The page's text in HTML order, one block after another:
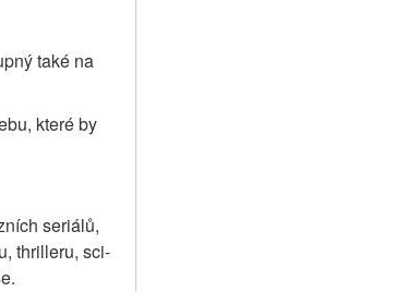
také na
které by
seriálů,
thrilleru, sci-